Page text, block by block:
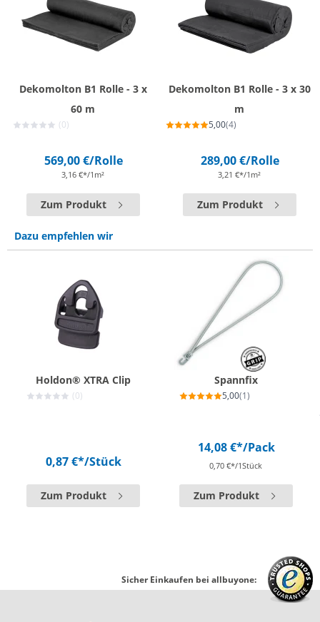
Dekomolton B1 Rolle - 3 x
60 m
(0)
569,00 €/Rolle
3,16 €*/1m²
Zum Produkt
Dekomolton B1 Rolle - 3 x 30
m
5,00(4)
289,00 €/Rolle
3,21 €*/1m²
Zum Produkt
Dazu empfehlen wir
Holdon® XTRA Clip
(0)
0,87 €*/Stück
Zum Produkt
Spannfix
5,00(1)
14,08 €*/Pack
0,70 €*/1Stück
Zum Produkt
Sicher Einkaufen bei allbuyone: